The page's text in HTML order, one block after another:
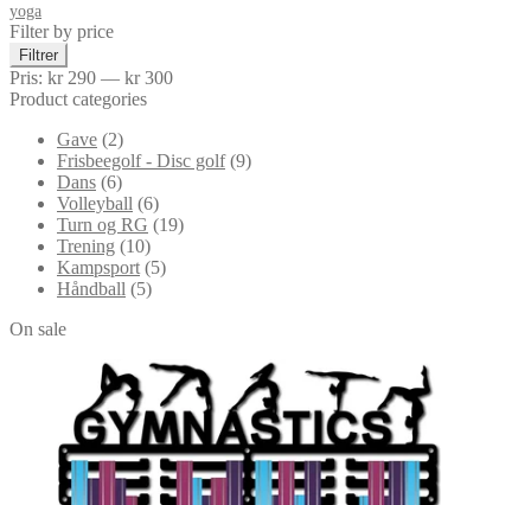
yoga
Filter by price
Min.
pris
Makspris
Filtrer
Pris: kr 290 — kr 300
Product categories
Gave (2)
Frisbeegolf - Disc golf (9)
Dans (6)
Volleyball (6)
Turn og RG (19)
Trening (10)
Kampsport (5)
Håndball (5)
On sale